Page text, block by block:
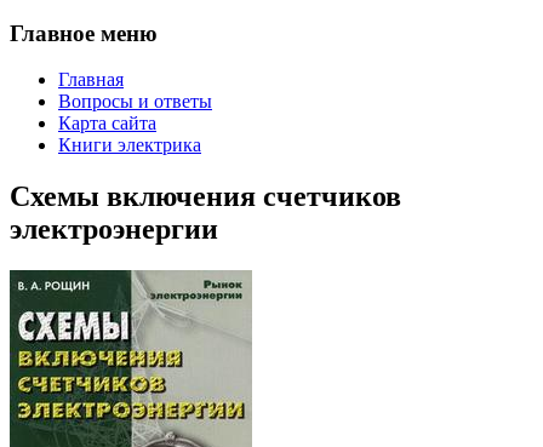
Главное меню
Главная
Вопросы и ответы
Карта сайта
Книги электрика
Схемы включения счетчиков
электроэнергии